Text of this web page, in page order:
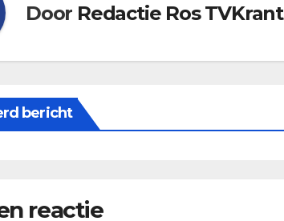
Door Redactie Ros TVKrant
bericht
reactie